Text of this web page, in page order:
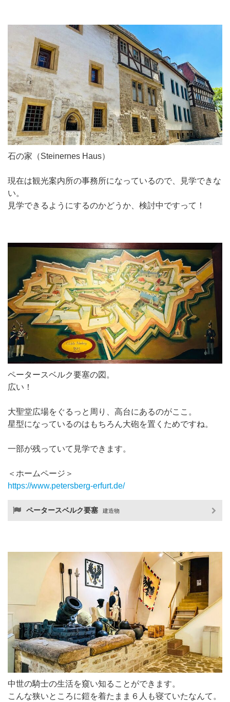
石の家（Steinernes Haus）
現在は観光案内所の事務所になっているので、見学できな
い。
見学できるようにするのかどうか、検討中ですって！
ペータースベルク要塞の図。
広い！
大聖堂広場をぐるっと周り、高台にあるのがここ。
星型になっているのはもちろん大砲を置くためですね。
一部が残っていて見学できます。
＜ホームページ＞
https://www.petersberg-erfurt.de/
ペータースベルク要塞 建造物
中世の騎士の生活を窺い知ることができます。
こんな狭いところに鎧を着たまま６人も寝ていたなんて。